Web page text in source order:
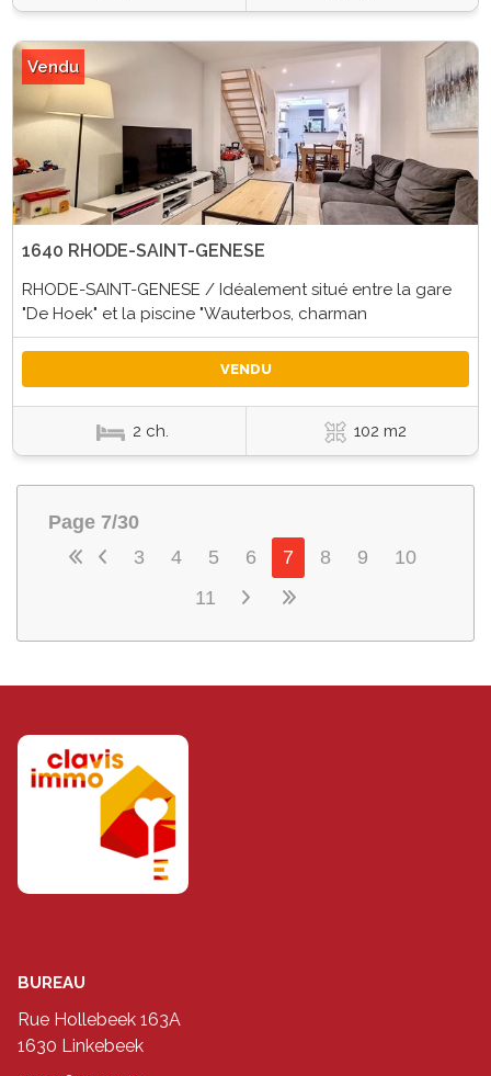
Vendu
1640 RHODE-SAINT-GENESE
RHODE-SAINT-GENESE / Idéalement situé entre la gare
"De Hoek" et la piscine "Wauterbos, charman
VENDU
2 ch. 102 m2
Page 7/30
3
4 5 6 7 8 9
10
11
BUREAU
Rue Hollebeek 163A
1630 Linkebeek